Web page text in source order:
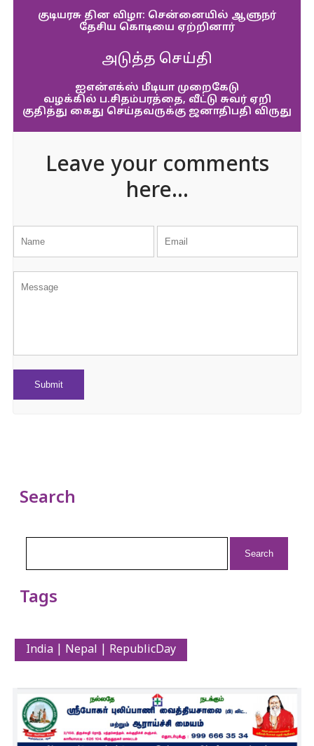
குடியரசு தின விழா: சென்னையில் ஆளுநர்
தேசிய கொடியை ஏற்றினார்
அடுத்த செய்தி
ஐஎன்எக்ஸ் மீடியா முறைகேடு
வழக்கில் ப.சிதம்பரத்தை, வீட்டு சுவர் ஏறி
குதித்து கைது செய்தவருக்கு ஜனாதிபதி விருது
Leave your comments
here...
Search
Tags
India | Nepal | RepublicDay